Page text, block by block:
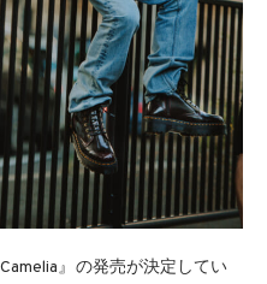
』の発売が決定してい